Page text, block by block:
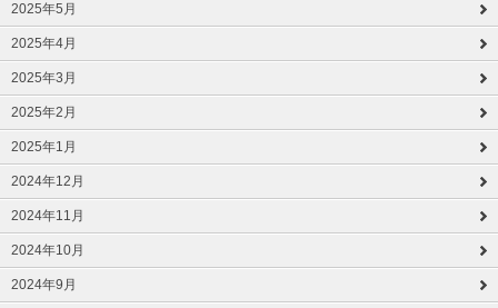
2025年5月
2025年4月
2025年3月
2025年2月
2025年1月
2024年12月
2024年11月
2024年10月
2024年9月